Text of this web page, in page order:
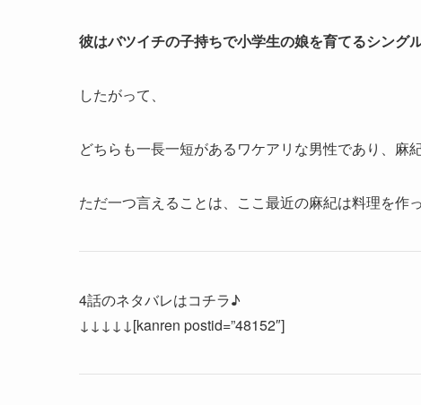
彼はバツイチの子持ちで小学生の娘を育てるシング
したがって、
どちらも一長一短があるワケアリな男性であり、麻
ただ一つ言えることは、ここ最近の麻紀は料理を作
4話のネタバレはコチラ♪
↓↓↓↓↓[kanren postid=”48152″]